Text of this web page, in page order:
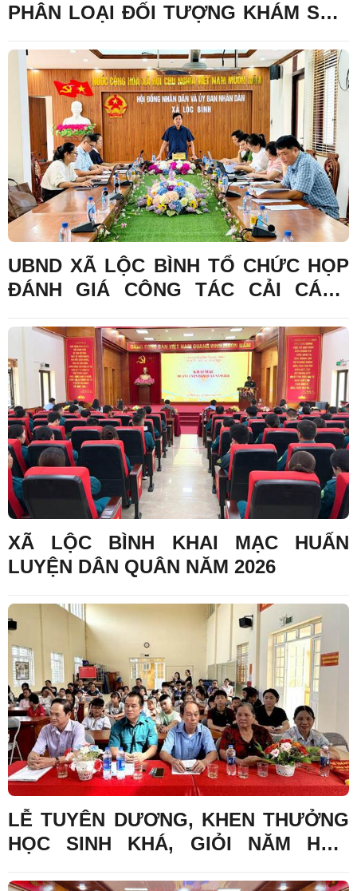
PHÂN LOẠI ĐỐI TƯỢNG KHÁM SỨC
SỬ DỤNG NGÂN SÁCH NHÀ NƯỚC
NĂM 2026
UBND XÃ LỘC BÌNH TỔ CHỨC HỌP
ĐÁNH GIÁ CÔNG TÁC CẢI CÁCH
2026
XÃ LỘC BÌNH KHAI MẠC HUẤN
LUYỆN DÂN QUÂN NĂM 2026
LỄ TUYÊN DƯƠNG, KHEN THƯỞNG
HỌC SINH KHÁ, GIỎI NĂM HỌC